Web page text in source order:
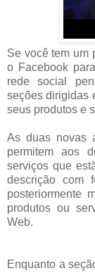
Se você tem um
o Facebook
rede social
seções dirigidas
seus produtos e
As duas novas
permitem aos
serviços que
descrição com
posteriormente
produtos ou
Web.
Enquanto a